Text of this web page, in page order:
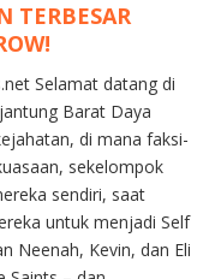
TERBESAR
Selamat datang di
Barat Daya
di mana faksi-
sekelompok
sendiri, saat
untuk menjadi Self
Neenah, Kevin, dan Eli